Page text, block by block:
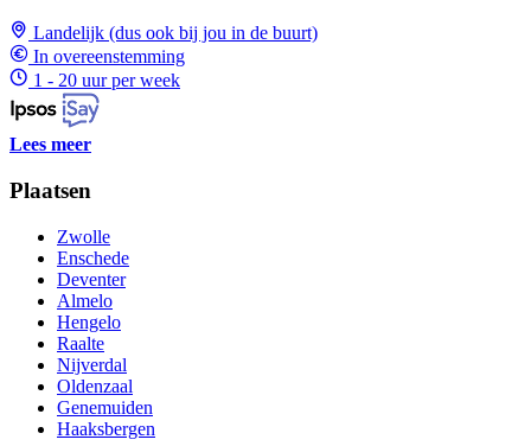
Landelijk (dus ook bij jou in de buurt)
In overeenstemming
1 - 20 uur per week
Lees meer
Plaatsen
Zwolle
Enschede
Deventer
Almelo
Hengelo
Raalte
Nijverdal
Oldenzaal
Genemuiden
Haaksbergen